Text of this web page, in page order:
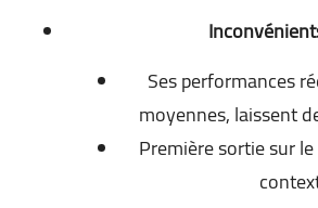
Ses performances
moyennes, laissent
Première sortie sur